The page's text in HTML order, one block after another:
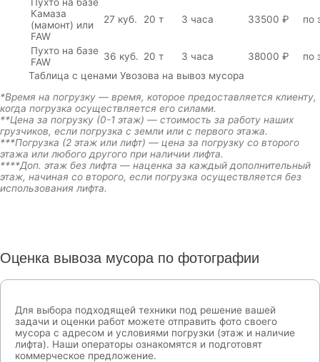
Камаза
(мамонт) или
FAW
27 куб. 20 т 3 часа 33500 ₽ по
Пухто на базе
FAW
36 куб. 20 т 3 часа 38000 ₽
по
Таблица с ценами Увозова на вывоз мусора
*Время на погрузку — время, которое предоставляется клиенту,
когда погрузка осуществляется его силами.
**Цена за погрузку (0-1 этаж) — стоимость за работу наших
грузчиков, если погрузка с земли или с первого этажа.
***Погрузка (2 этаж или лифт) — цена за погрузку со второго
этажа или любого другого при наличии лифта.
****Доп. этаж без лифта — наценка за каждый дополнительный
этаж, начиная со второго, если погрузка осуществляется без
использования лифта.
Оценка вывоза мусора по фотографии
Для выбора подходящей техники под решение вашей
задачи и оценки работ можете отправить фото своего
мусора с адресом и условиями погрузки (этаж и наличие
лифта). Наши операторы ознакомятся и подготовят
коммерческое предложение.